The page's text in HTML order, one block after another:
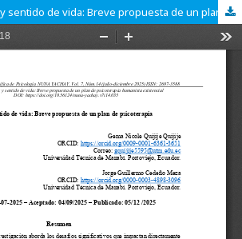
Adultos mayores y sentido de vida: Breve propuesta de un plan de psicoterapia humanista existencial